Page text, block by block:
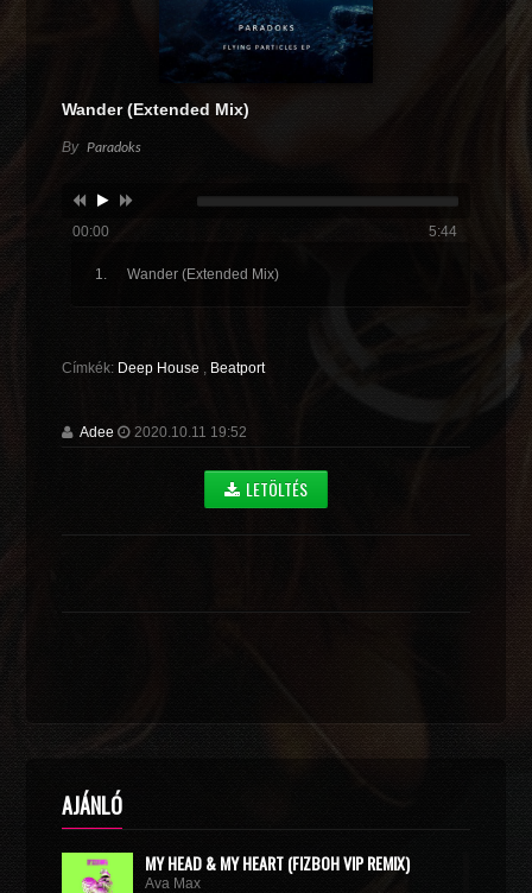
Wander (Extended Mix)
By Paradoks
00:00 5:44
Wander (Extended Mix)
Címkék: Deep House , Beatport
Adee 2020.10.11 19:52
LETÖLTÉS
AJÁNLÓ
MY HEAD & MY HEART (FIZBOH VIP REMIX)
Ava Max